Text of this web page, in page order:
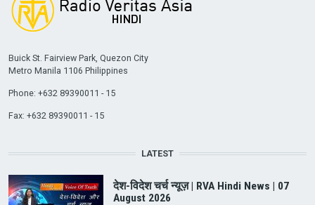
Buick St. Fairview Park, Quezon City
Metro Manila 1106 Philippines
Phone: +632 89390011 - 15
Fax: +632 89390011 - 15
LATEST
देश-विदेश चर्च न्यूज़ | RVA Hindi News | 07
August 2026